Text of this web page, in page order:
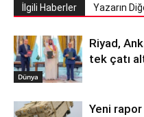
İlgili Haberler Yazarın
Dünya
Riyad,
tek çatı
Yeni rapor